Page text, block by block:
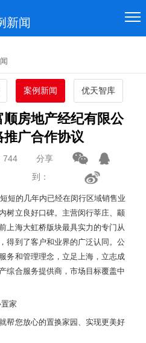
新闻
案例新闻 优天智库
房地产经纪有限公
广合作协议
744
分享
到：
短的几年内已经在闵行区域销售业
树立良好口碑。主营闵行莘庄、颛
上海大虹桥版块最具实力的专门从
得到了客户和业界的广泛认同。公
务和管理理念，立足上海，立志成
综合服务提供商，市场目标覆盖中
家
帮您放心的置换家园、实现更美好